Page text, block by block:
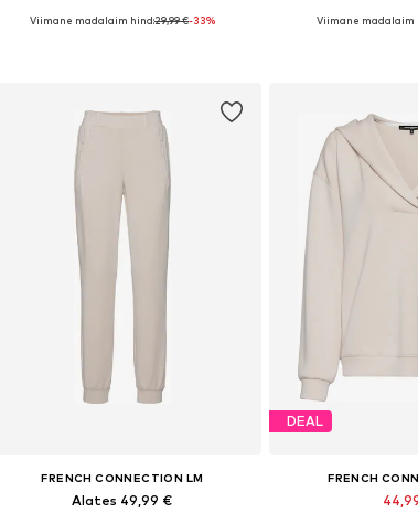
Saadaolevad suurused: XS-S, M, L
Viimane madalaim hind:29,99 €-33%
Saadaolevad
Viimane madalaim
FRENCH CONNECTION LM
Alates 49,99 €
DEAL
FRENCH